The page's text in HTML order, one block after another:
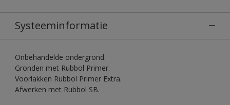
Systeeminformatie
Onbehandelde ondergrond.
Gronden met Rubbol Primer.
Voorlakken Rubbol Primer Extra.
Afwerken met Rubbol SB.